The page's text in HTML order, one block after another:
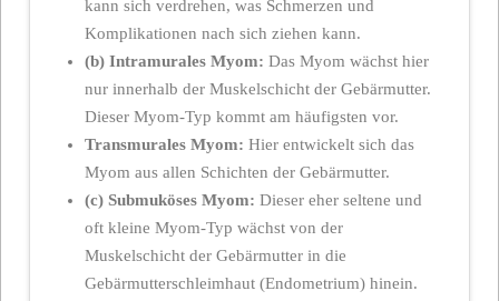
kann sich verdrehen, was Schmerzen und
Komplikationen nach sich ziehen kann.
(b) Intramurales Myom: Das Myom wächst hier
nur innerhalb der Muskelschicht der Gebärmutter.
Dieser Myom-Typ kommt am häufigsten vor.
Transmurales Myom: Hier entwickelt sich das
Myom aus allen Schichten der Gebärmutter.
(c) Submuköses Myom: Dieser eher seltene und
oft kleine Myom-Typ wächst von der
Muskelschicht der Gebärmutter in die
Gebärmutterschleimhaut (Endometrium) hinein.